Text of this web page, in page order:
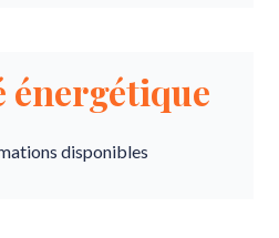
énergétique
disponibles